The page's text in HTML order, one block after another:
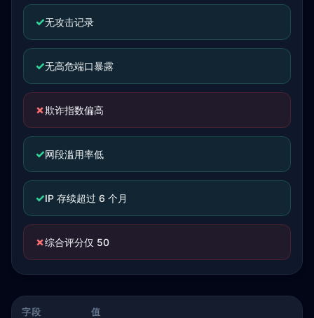
✓无攻击记录
✓无高危端口暴露
✗欺诈指数偏高
✓网段滥用率低
✓IP 存续超过 6 个月
✗综合评分仅 50
字段 值